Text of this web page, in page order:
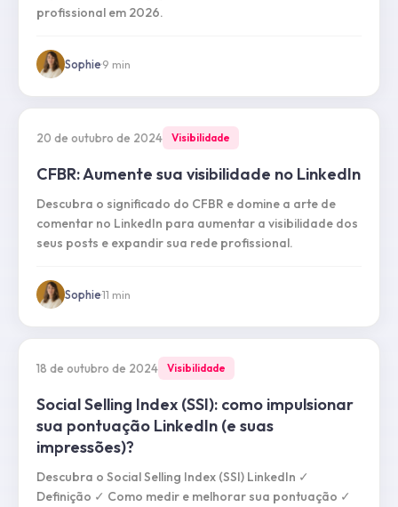
profissional em 2026.
Sophie·9 min
20 de outubro de 2024 Visibilidade
CFBR: Aumente sua visibilidade no LinkedIn
Descubra o significado do CFBR e domine a arte de
comentar no LinkedIn para aumentar a visibilidade dos
seus posts e expandir sua rede profissional.
Sophie·11 min
18 de outubro de 2024 Visibilidade
Social Selling Index (SSI): como impulsionar
sua pontuação LinkedIn (e suas
impressões)?
Descubra o Social Selling Index (SSI) LinkedIn ✓
Definição ✓ Como medir e melhorar sua pontuação ✓